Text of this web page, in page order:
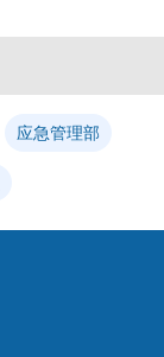
应急管理部